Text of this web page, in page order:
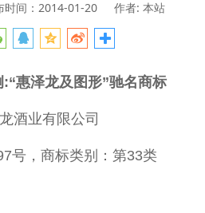
时间：2014-01-20 作者: 本站
惠泽龙及图形”驰名商标
酒业有限公司
号，商标类别：第33类